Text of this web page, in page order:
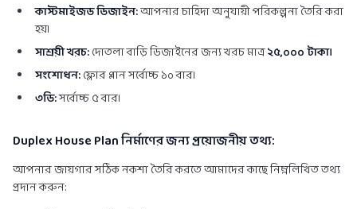
কাস্টমাইজড ডিজাইন:আপনার চাহিদা অনুযায়ী পরিকল্পনা তৈরি করা
হয়।
সাশ্রয়ী খরচ:দোতলা বাড়ি ডিজাইনের জন্য খরচ মাত্র২৫,০০০ টাকা।
সংশোধন:ফ্লোর প্লান সর্বোচ্চ ১০ বার।
৩ডি:সর্বোচ্চ ৫ বার।
Duplex House Plan নির্মাণের জন্য প্রয়োজনীয় তথ্য:
আপনার জায়গার সঠিক নকশা তৈরি করতে আমাদের কাছে নিম্নলিখিত তথ্য
প্রদান করুন: